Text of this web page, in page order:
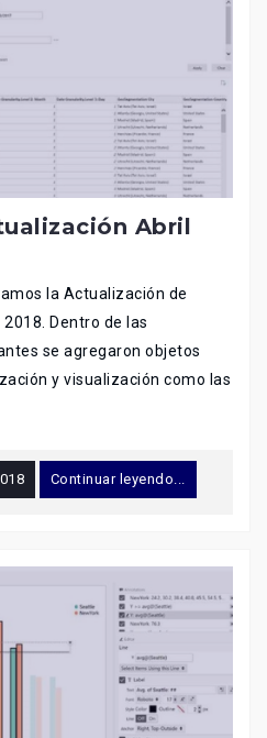
Abril
la Actualización de
Dentro de las
se agregaron objetos
y visualización como las
Continuar leyendo...